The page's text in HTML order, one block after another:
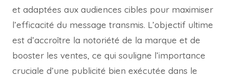
et adaptées aux audiences cibles pour maximiser
l’efficacité du message transmis. L’objectif ultime
est d’accroître la notoriété de la marque et de
booster les ventes, ce qui souligne l’importance
cruciale d’une publicité bien exécutée dans le